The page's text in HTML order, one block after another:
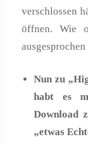
verschlossen
öffnen. Wie
Nun zu
habt es
Download
„etwas